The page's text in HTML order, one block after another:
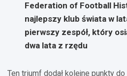
Federation of Football
najlepszy klub świata w
pierwszy zespół, który
dwa lata z rzędu
Ten triumf dodał kolejne punkty